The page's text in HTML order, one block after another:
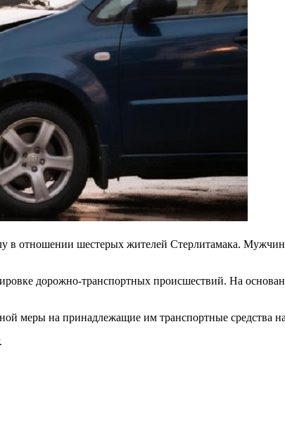
в отношении шестерых жителей Стерлитамака.
дорожно-транспортных происшествий. На
меры на принадлежащие им транспортные средства